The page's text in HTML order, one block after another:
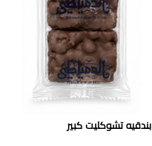
بندقيه تشوكليت كبير